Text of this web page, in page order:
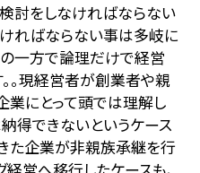
討をしなければならない
ればならない事は多岐に
の一方で論理だけで経営
。現経営者が創業者や親
にとって頭では理解し
納得できないというケース
た企業が非親族承継を行